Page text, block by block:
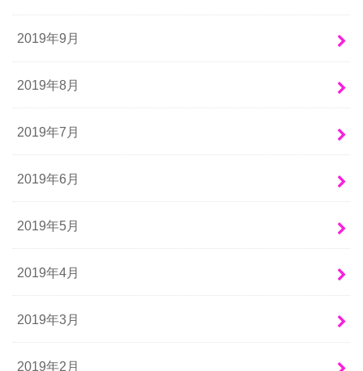
2019年9月
2019年8月
2019年7月
2019年6月
2019年5月
2019年4月
2019年3月
2019年2月